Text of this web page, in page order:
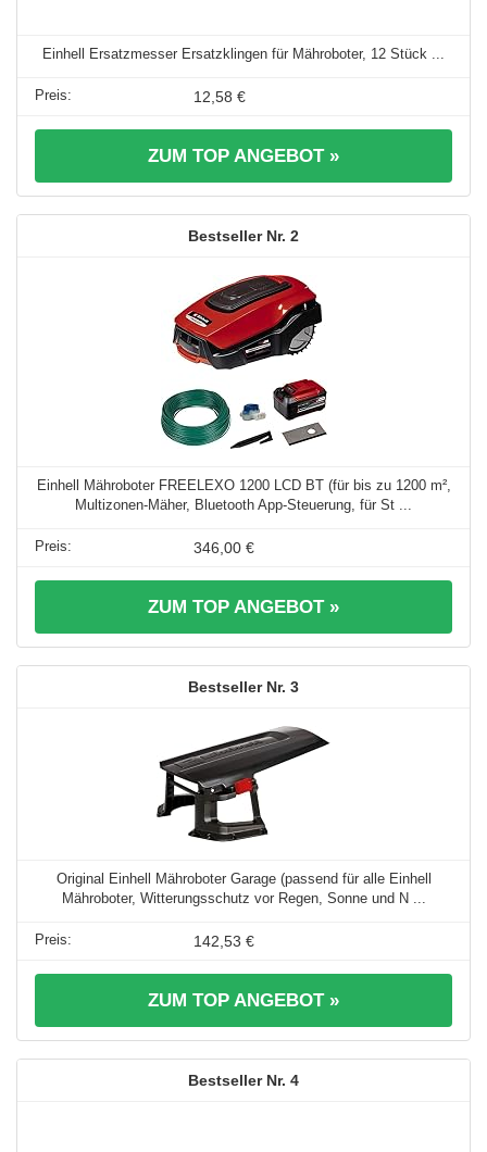
Einhell Ersatzmesser Ersatzklingen für Mähroboter, 12 Stück ...
12,58 €
ZUM TOP ANGEBOT »
2
Einhell Mähroboter FREELEXO 1200 LCD BT (für bis zu 1200 m²,
Multizonen-Mäher, Bluetooth App-Steuerung, für St ...
346,00 €
ZUM TOP ANGEBOT »
3
Original Einhell Mähroboter Garage (passend für alle Einhell
Mähroboter, Witterungsschutz vor Regen, Sonne und N ...
142,53 €
ZUM TOP ANGEBOT »
4